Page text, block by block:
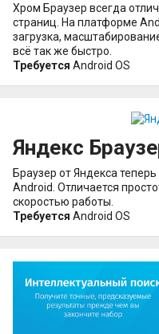
Хром Браузер всегда
страниц. На платформе
загрузка,
всё так же быстро.
Требуется Android OS
Яндекс
Браузер от Яндекса
Android. Отличается
скоростью работы.
Требуется Android OS